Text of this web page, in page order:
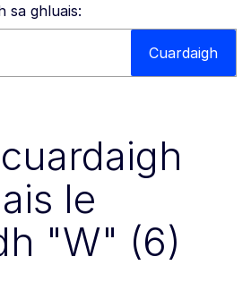
sa ghluais:
gréasáin seo Cuardaigh
le
"W" (6)